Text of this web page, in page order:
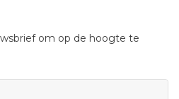
om op de hoogte te